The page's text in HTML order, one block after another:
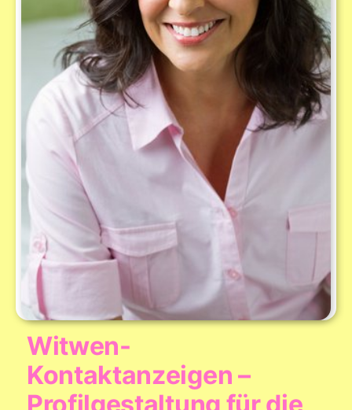
Witwen-
Kontaktanzeigen –
Profilgestaltung für die